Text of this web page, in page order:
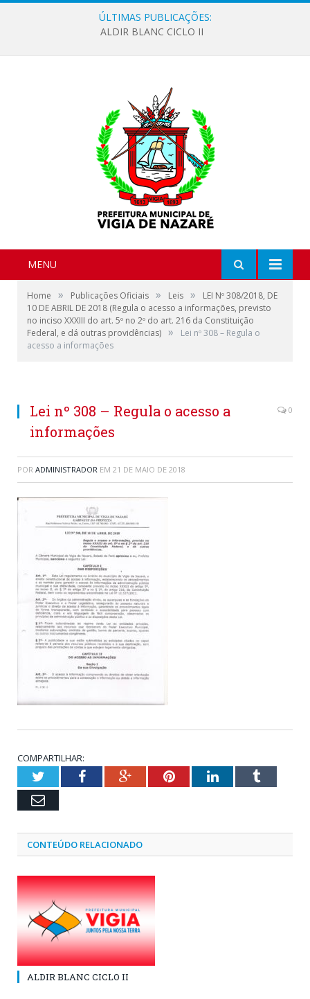
ÚLTIMAS PUBLICAÇÕES:
ALDIR BLANC CICLO II
MENU
Home » Publicações Oficiais » Leis »
LEI Nº 308/2018, DE
10 DE ABRIL DE 2018 (Regula o acesso a informações, previsto
no inciso XXXIII do art. 5º no 2º do art. 216 da Constituição
Federal, e dá outras providências) »
Lei nº 308 – Regula o
acesso a informações
Lei nº 308 – Regula o acesso a
informações
0
POR ADMINISTRADOR EM 21 DE MAIO DE 2018
COMPARTILHAR:
TwitterFacebookGoogle+PinterestLinkedInTumblr
Email
CONTEÚDO RELACIONADO
ALDIR BLANC CICLO II